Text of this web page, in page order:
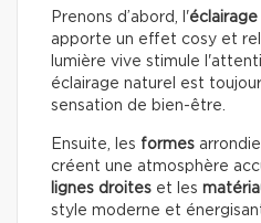
Prenons d’abord, l'éclairage
apporte un effet cosy et
lumière vive stimule
éclairage naturel est
sensation de bien-être.
Ensuite, les formes
créent une atmosphère
lignes droites et les
style moderne et